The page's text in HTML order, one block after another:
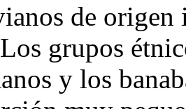
de origen
grupos
y los